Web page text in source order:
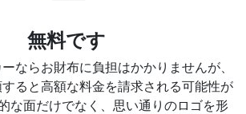
無料です
ならお財布に負担はかかりませんが、
ると高額な料金を請求される可能性が
な面だけでなく、思い通りのロゴを形